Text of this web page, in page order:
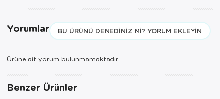
Yorumlar BU ÜRÜNÜ DENEDINIZ MI? YORUM EKLEYIN
Ürüne ait yorum bulunmamaktadır.
Benzer Ürünler